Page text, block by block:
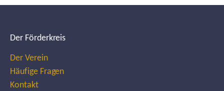
Der Förderkreis
Der Verein
Häufige Fragen
Kontakt